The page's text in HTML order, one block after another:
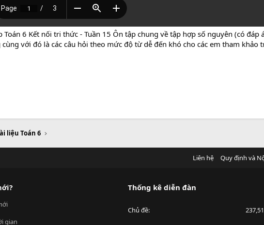
6 Kết nối tri thức - Tuần 15 Ôn tập chung về tập hợp số nguyên (có đáp
với đó là các câu hỏi theo mức độ từ dễ đến khó cho các em tham khảo
liệu Toán 6
Liên hệ Quy định và
gian
Thống kê diễn đàn
Chủ đề